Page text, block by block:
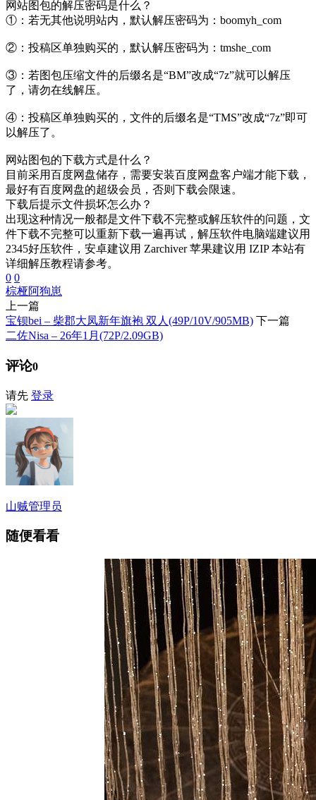
网站图包的解压密码是什么？
①：若无其他说明站内，默认解压密码为：boomyh_com
②：投稿区单独购买的，默认解压密码为：tmshe_com
③：若图包压缩文件的后缀名是“BM”改成“7z”就可以解压
了，请勿在线解压。
④：投稿区单独购买的，文件的后缀名是“TMS”改成“7z”即可
以解压了。
网站图包的下载方式是什么？
目前采用百度网盘储存，需要安装百度网盘客户端才能下载，
最好有百度网盘的超级会员，否则下载会限速。
下载后提示文件损坏怎么办？
出现这种情况一般都是文件下载不完整或解压软件的问题，文
件下载不完整可以重新下载一遍再试，解压软件电脑端建议用
2345好压软件，安卓建议用 Zarchiver 苹果建议用 IZIP 本站有
详细解压教程请参考。
0 0
棕桠阿狗崽
上一篇
宝钡bei – 柴郡大凤新年旗袍 双人(49P/10V/905MB) 下一篇
二佐Nisa – 26年1月(72P/2.09GB)
评论0
请先 登录
山贼管理员
随便看看